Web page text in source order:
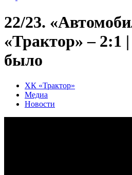
22/23.
«Трактор» – 2:1
было
ХК «Трактор»
Медиа
Новости